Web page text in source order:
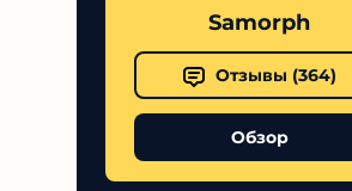
Samorph
Отзывы (364)
Обзор